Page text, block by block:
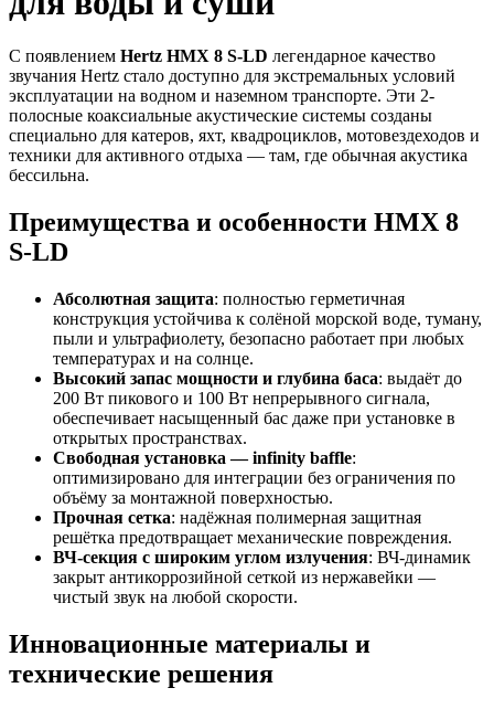
С появлением Hertz HMX 8 S-LD легендарное качество
звучания Hertz стало доступно для экстремальных условий
эксплуатации на водном и наземном транспорте. Эти 2-
полосные коаксиальные акустические системы созданы
специально для катеров, яхт, квадроциклов, мотовездеходов и
техники для активного отдыха — там, где обычная акустика
бессильна.
Преимущества и особенности HMX 8
S-LD
Абсолютная защита: полностью герметичная
конструкция устойчива к солёной морской воде, туману,
пыли и ультрафиолету, безопасно работает при любых
температурах и на солнце.
Высокий запас мощности и глубина баса: выдаёт до
200 Вт пикового и 100 Вт непрерывного сигнала,
обеспечивает насыщенный бас даже при установке в
открытых пространствах.
Свободная установка — infinity baffle:
оптимизировано для интеграции без ограничения по
объёму за монтажной поверхностью.
Прочная сетка: надёжная полимерная защитная
решётка предотвращает механические повреждения.
ВЧ-секция с широким углом излучения: ВЧ-динамик
закрыт антикоррозийной сеткой из нержавейки —
чистый звук на любой скорости.
Инновационные материалы и
технические решения